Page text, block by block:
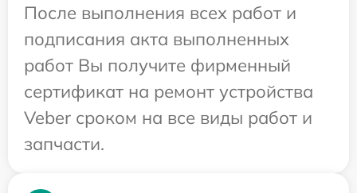
После выполнения всех работ и
подписания акта выполненных
работ Вы получите фирменный
сертификат на ремонт устройства
Veber сроком на все виды работ и
запчасти.